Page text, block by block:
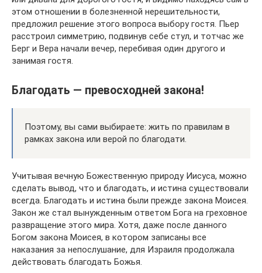
этом отношении в болезненной нерешительности,
предложил решение этого вопроса выбору гостя. Пьер
расстроил симметрию, подвинув себе стул, и тотчас же
Берг и Вера начали вечер, перебивая один другого и
занимая гостя.
Благодать — превосходней закона!
Поэтому, вы сами выбираете: жить по правилам в
рамках закона или верой по благодати.
Учитывая вечную Божественную природу Иисуса, можно
сделать вывод, что и благодать, и истина существовали
всегда. Благодать и истина были прежде закона Моисея.
Закон же стал вынужденным ответом Бога на греховное
развращение этого мира. Хотя, даже после данного
Богом закона Моисея, в котором записаны все
наказания за непослушание, для Израиля продолжала
действовать благодать Божья.